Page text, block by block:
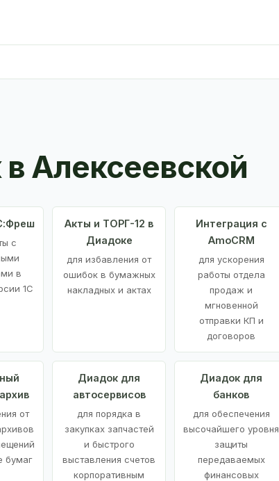
Алексеевской
с
в
1С
Акты и ТОРГ-12 в
Диадоке
для избавления от
ошибок в бумажных
накладных и актах
Интеграция с
AmoCRM
для ускорения
работы отдела
продаж и
мгновенной
отправки КП и
договоров
от
бумаг
Диадок для
автосервисов
для порядка в
закупках запчастей
и быстрого
выставления счетов
корпоративным
Диадок для
банков
для обеспечения
высочайшего уровня
защиты
передаваемых
финансовых